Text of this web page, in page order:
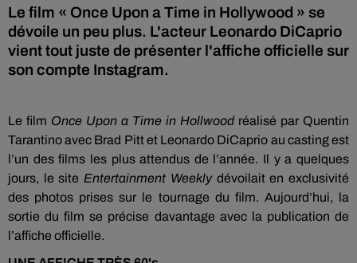
Le film « Once Upon a Time in Hollywood » se
dévoile un peu plus. L'acteur Leonardo DiCaprio
vient tout juste de présenter l'affiche officielle sur
son compte Instagram.
Le film Once Upon a Time in Hollwood réalisé par Quentin
Tarantino avec Brad Pitt et Leonardo DiCaprio au casting est
l’un des films les plus attendus de l’année. Il y a quelques
jours, le site Entertainment Weekly dévoilait en exclusivité
des photos prises sur le tournage du film. Aujourd’hui, la
sortie du film se précise davantage avec la publication de
l’affiche officielle.